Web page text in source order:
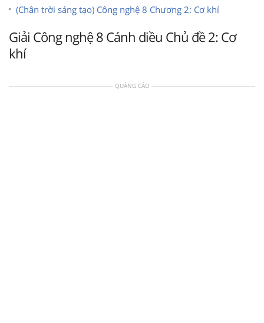
(Chân trời sáng tạo) Công nghệ 8 Chương 2: Cơ khí
Giải Công nghệ 8 Cánh diều Chủ đề 2: Cơ
khí
QUẢNG CÁO